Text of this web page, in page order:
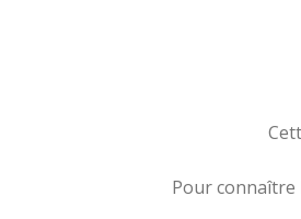
Pour connaître